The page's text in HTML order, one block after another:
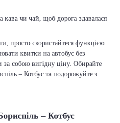
кава чи чай, щоб дорога здавалася
просто скористайтеся функцією
квитки на автобус без
за собою вигідну ціну. Обирайте
– Котбус та подорожуйте з
– Котбус